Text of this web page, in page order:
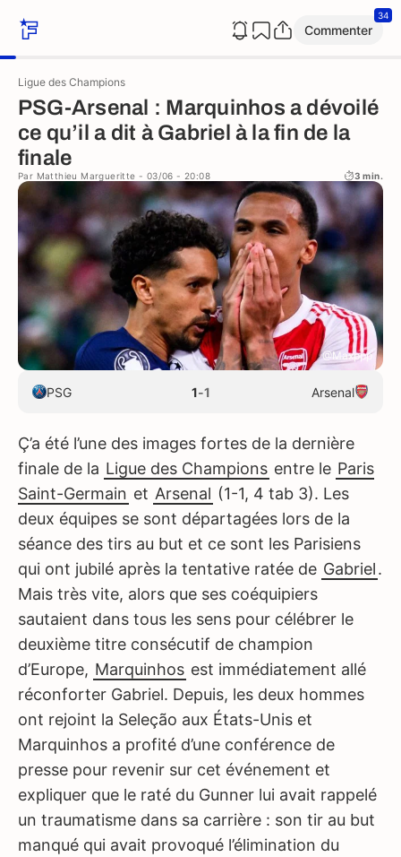
Commenter
34
Ligue des Champions
PSG-Arsenal : Marquinhos a dévoilé
ce qu’il a dit à Gabriel à la fin de la
finale
Par Matthieu Margueritte - 03/06 - 20:08 3 min.
@Maxppp
PSG 1-1 Arsenal
Ç’a été l’une des images fortes de la dernière
finale de la Ligue des Champions entre le Paris
Saint-Germain et Arsenal (1-1, 4 tab 3). Les
deux équipes se sont départagées lors de la
séance des tirs au but et ce sont les Parisiens
qui ont jubilé après la tentative ratée de Gabriel.
Mais très vite, alors que ses coéquipiers
sautaient dans tous les sens pour célébrer le
deuxième titre consécutif de champion
d’Europe, Marquinhos est immédiatement allé
réconforter Gabriel. Depuis, les deux hommes
ont rejoint la Seleção aux États-Unis et
Marquinhos a profité d’une conférence de
presse pour revenir sur cet événement et
expliquer que le raté du Gunner lui avait rappelé
un traumatisme dans sa carrière : son tir au but
manqué qui avait provoqué l’élimination du